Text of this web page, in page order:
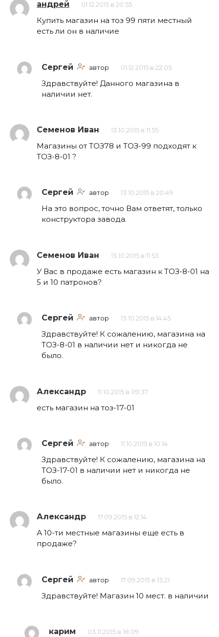
андрей 01.12.2015 в 20:55
Купить магазин на тоз 99 пяти местный
есть ли он в наличие
Сергей автор 01.12.2015 в 22:05
Здравствуйте! Данного магазина в
наличии нет.
Семенов Иван 13.10.2015 в 11:55
Магазины от ТОЗ78 и ТОЗ-99 подходят к
ТОЗ-8-01 ?
Сергей автор 13.10.2015 в 20:49
На это вопрос, точно Вам ответят, только
конструктора завода.
Семенов Иван 13.10.2015 в 11:53
У Вас в продаже есть магазин к ТОЗ-8-01 на
5 и 10 патронов?
Сергей автор 13.10.2015 в 14:45
Здравствуйте! К сожалению, магазина на
ТОЗ-8-01 в наличии нет и никогда не
было.
Александр 11.10.2015 в 09:37
есть магазин на тоз-17-01
Сергей автор 11.10.2015 в 10:14
Здравствуйте! К сожалению, магазина на
ТОЗ-17-01 в наличии нет и никогда не
было.
Александр 17.09.2015 в 12:14
А 10-ти местные магазины еще есть в
продаже?
Сергей автор 17.09.2015 в 13:21
Здравствуйте! Магазин 10 мест. в наличии
карим 03.11.2015 в 18:09